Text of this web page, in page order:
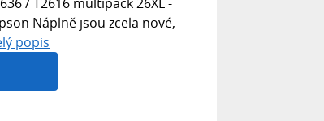
Náplně jsou zcela nové,
popis